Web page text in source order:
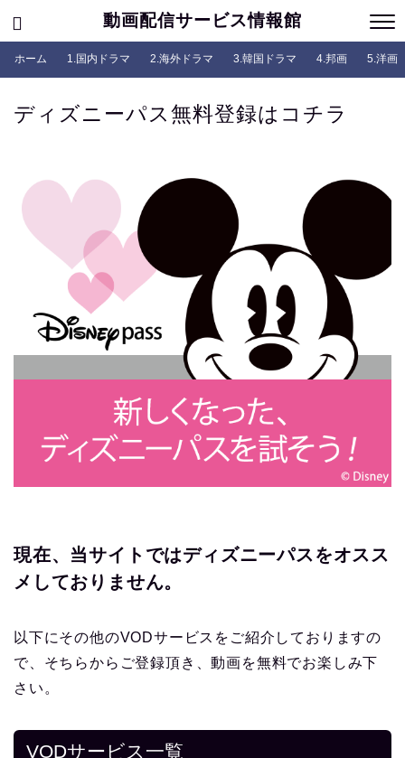
動画配信サービス情報館
ホーム 1.国内ドラマ 2.海外ドラマ 3.韓国ドラマ 4.邦画 5.洋画
ディズニーパス無料登録はコチラ
現在、当サイトではディズニーパスをオスス
メしておりません。
以下にその他のVODサービスをご紹介しておりますの
で、そちらからご登録頂き、動画を無料でお楽しみ下
さい。
VODサービス一覧